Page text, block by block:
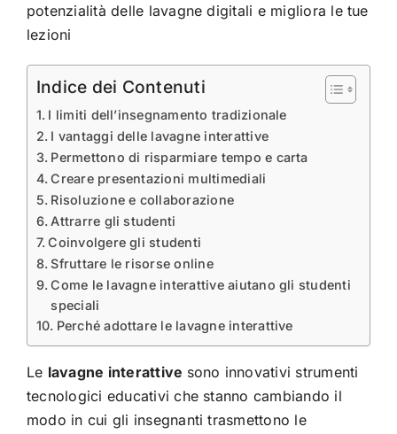
potenzialità delle lavagne digitali e migliora le tue
lezioni
Indice dei Contenuti
I limiti dell’insegnamento tradizionale
I vantaggi delle lavagne interattive
Permettono di risparmiare tempo e carta
Creare presentazioni multimediali
Risoluzione e collaborazione
Attrarre gli studenti
Coinvolgere gli studenti
Sfruttare le risorse online
Come le lavagne interattive aiutano gli studenti
speciali
Perché adottare le lavagne interattive
Le lavagne interattive sono innovativi strumenti
tecnologici educativi che stanno cambiando il
modo in cui gli insegnanti trasmettono le